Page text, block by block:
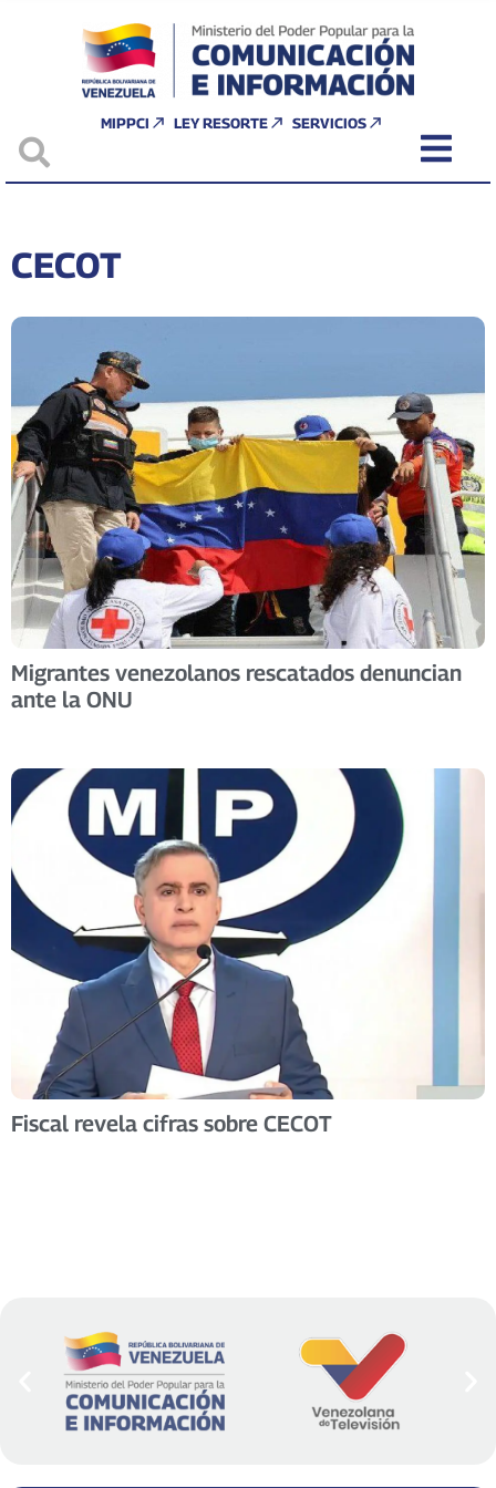
MIPPCI LEY RESORTE SERVICIOS
CECOT
Migrantes venezolanos rescatados denuncian
ante la ONU
Fiscal revela cifras sobre CECOT